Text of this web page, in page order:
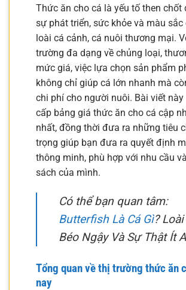
Thức ăn cho cá là yếu tố then chốt
sự phát triển, sức khỏe và màu sắc
loài cá cảnh, cá nuôi thương mại.
trường đa dạng về chủng loại,
mức giá, việc lựa chọn sản phẩm
không chỉ giúp cá lớn nhanh mà
chi phí cho người nuôi. Bài viết này
cấp bảng giá thức ăn cho cá cập
nhất, đồng thời đưa ra những tiêu
trọng giúp bạn đưa ra quyết định
thông minh, phù hợp với nhu cầu
sách của mình.
Có thể bạn quan tâm:
Butterfish Là Cá Gì? Loài
Béo Ngậy Và Sự Thật Ít
Tổng quan về thị trường thức ăn
nay